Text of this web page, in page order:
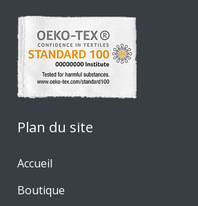
Plan du site
Accueil
Boutique